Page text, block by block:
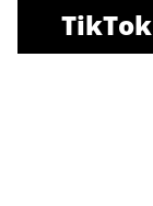
TikTok